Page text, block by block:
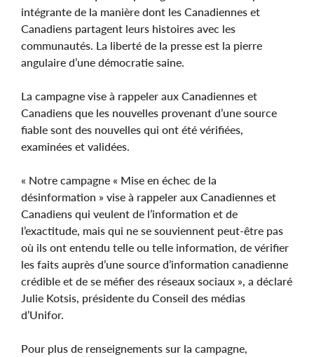
intégrante de la manière dont les Canadiennes et
Canadiens partagent leurs histoires avec les
communautés. La liberté de la presse est la pierre
angulaire d’une démocratie saine.
La campagne vise à rappeler aux Canadiennes et
Canadiens que les nouvelles provenant d’une source
fiable sont des nouvelles qui ont été vérifiées,
examinées et validées.
« Notre campagne « Mise en échec de la
désinformation » vise à rappeler aux Canadiennes et
Canadiens qui veulent de l’information et de
l’exactitude, mais qui ne se souviennent peut-être pas
où ils ont entendu telle ou telle information, de vérifier
les faits auprès d’une source d’information canadienne
crédible et de se méfier des réseaux sociaux », a déclaré
Julie Kotsis, présidente du Conseil des médias
d’Unifor.
Pour plus de renseignements sur la campagne,